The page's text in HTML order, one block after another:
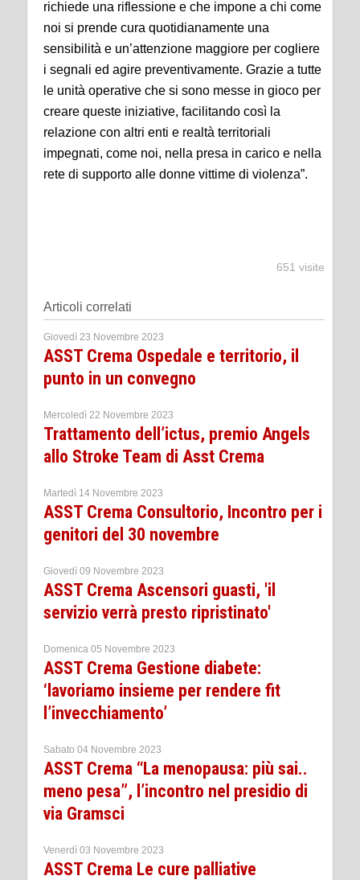
richiede una riflessione e che impone a chi come
noi si prende cura quotidianamente una
sensibilità e un’attenzione maggiore per cogliere
i segnali ed agire preventivamente. Grazie a tutte
le unità operative che si sono messe in gioco per
creare queste iniziative, facilitando così la
relazione con altri enti e realtà territoriali
impegnati, come noi, nella presa in carico e nella
rete di supporto alle donne vittime di violenza”.
651 visite
Articoli correlati
Giovedì 23 Novembre 2023
ASST Crema Ospedale e territorio, il
punto in un convegno
Mercoledì 22 Novembre 2023
Trattamento dell’ictus, premio Angels
allo Stroke Team di Asst Crema
Martedì 14 Novembre 2023
ASST Crema Consultorio, Incontro per i
genitori del 30 novembre
Giovedì 09 Novembre 2023
ASST Crema Ascensori guasti, 'il
servizio verrà presto ripristinato'
Domenica 05 Novembre 2023
ASST Crema Gestione diabete:
‘lavoriamo insieme per rendere fit
l’invecchiamento’
Sabato 04 Novembre 2023
ASST Crema “La menopausa: più sai..
meno pesa”, l’incontro nel presidio di
via Gramsci
Venerdì 03 Novembre 2023
ASST Crema Le cure palliative